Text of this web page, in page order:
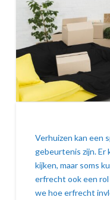
Verhuizen kan een
gebeurtenis zijn. Er
kijken, maar soms
erfrecht ook een
we hoe erfrecht